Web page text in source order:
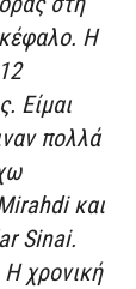
Η
Είμαι
πολλά
και
Sinai.
χρονική